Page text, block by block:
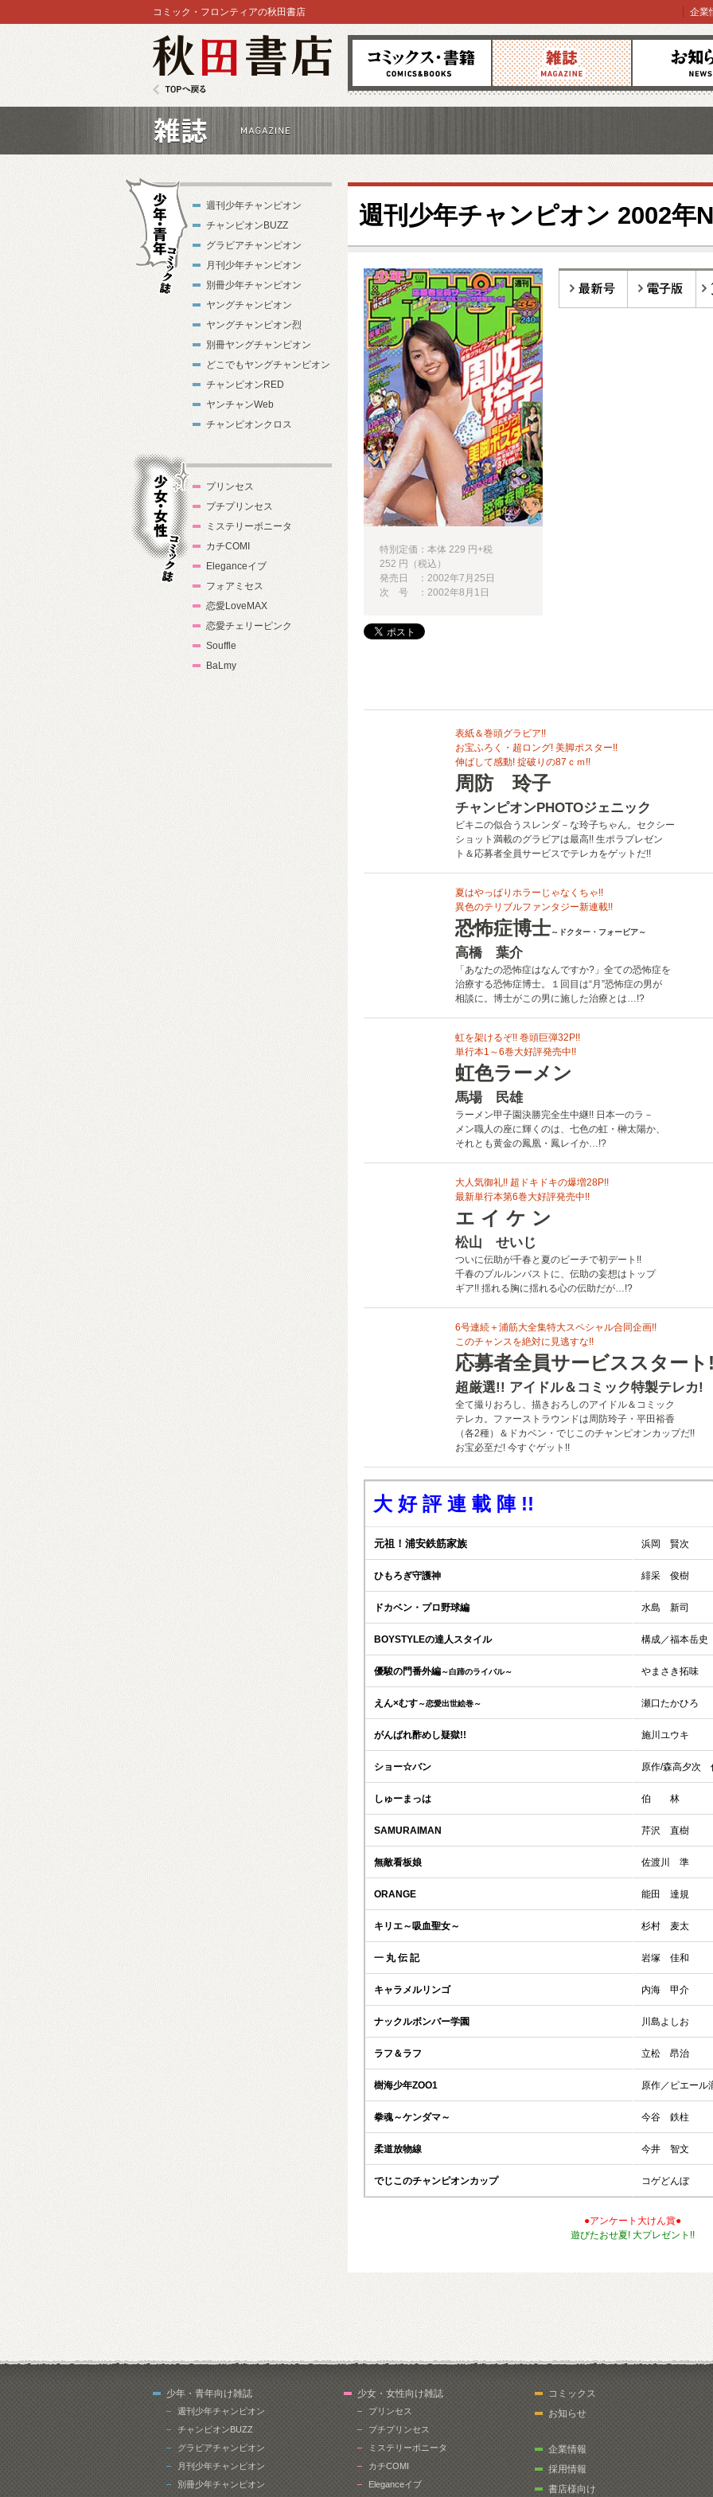
コミックス 雑誌 お知らせ
コミック・フロンティアの秋田書店 企業
週刊少年チャンピオン 2002年
特別定価：本体 229 円+税
252 円（税込）
発売日 ：2002年7月25日
次 号 ：2002年8月1日
表紙＆巻頭グラビア!!
お宝ふろく・超ロング! 美脚ポスター!!
伸ばして感動! 掟破りの87ｃｍ!!
周防 玲子
チャンピオンPHOTOジェニック
ビキニの似合うスレンダ－な玲子ちゃん。セクシー
ショット満載のグラビアは最高!! 生ポラプレゼン
ト＆応募者全員サービスでテレカをゲットだ!!
夏はやっぱりホラーじゃなくちゃ!!
異色のテリブルファンタジー新連載!!
恐怖症博士～ドクター・フォービア～
高橋 葉介
「あなたの恐怖症はなんですか?」全ての恐怖症を
治療する恐怖症博士。１回目は“月”恐怖症の男が
相談に。博士がこの男に施した治療とは…!?
虹を架けるぞ!! 巻頭巨弾32P!!
単行本1～6巻大好評発売中!!
虹色ラーメン
馬場 民雄
ラーメン甲子園決勝完全生中継!! 日本一のラ－
メン職人の座に輝くのは、七色の虹・榊太陽か、
それとも黄金の鳳凰・鳳レイか…!?
大人気御礼!! 超ドキドキの爆増28P!!
最新単行本第6巻大好評発売中!!
エ イ ケ ン
松山 せいじ
ついに伝助が千春と夏のビーチで初デート!!
千春のプルルンバストに、伝助の妄想はトップ
ギア!! 揺れる胸に揺れる心の伝助だが…!?
6号連続＋浦筋大全集特大スペシャル合同企画!!
このチャンスを絶対に見逃すな!!
応募者全員サービススター
超厳選!! アイドル＆コミック特製テレカ!
全て撮りおろし、描きおろしのアイドル＆コミック
テレカ。ファーストラウンドは周防玲子・平田裕香
（各2種）＆ドカベン・でじこのチャンピオンカップだ!!
お宝必至だ! 今すぐゲット!!
大 好 評 連 載 陣 !!
元祖！浦安鉄筋家族 浜岡 賢次
ひもろぎ守護神 緋采 俊樹
ドカベン・プロ野球編 水島 新司
BOYSTYLEの達人スタイル 構成／福本岳
優駿の門番外編～白蹄のライバル～ やまさき拓味
えん×むす～恋愛出世絵巻～ 瀬口たかひろ
がんばれ酢めし疑獄!! 施川ユウキ
ショー☆バン 原作/森高夕次
しゅーまっは 伯 林
SAMURAIMAN 芹沢 直樹
無敵看板娘 佐渡川 準
ORANGE 能田 達規
キリエ～吸血聖女～ 杉村 麦太
一 丸 伝 記 岩塚 佳和
キャラメルリンゴ 内海 甲介
ナックルボンバー学園 川島よしお
ラフ＆ラフ 立松 昂治
樹海少年ZOO1 原作／ピエー
拳魂～ケンダマ～ 今谷 鉄柱
柔道放物線 今井 智文
でじこのチャンピオンカップ コゲどんぼ
●アンケート大けん賞●
遊びたおせ夏! 大プレゼント!!
週刊少年チャンピオン
チャンピオンBUZZ
グラビアチャンピオン
月刊少年チャンピオン
別冊少年チャンピオン
ヤングチャンピオン
ヤングチャンピオン烈
別冊ヤングチャンピオン
どこでもヤングチャンピオン
チャンピオンRED
ヤンチャンWeb
チャンピオンクロス
プリンセス
プチプリンセス
ミステリーボニータ
カチCOMI
Eleganceイブ
フォアミセス
恋愛LoveMAX
恋愛チェリーピンク
Souffle
BaLmy
少年・青年向け雑誌
週刊少年チャンピオン
チャンピオンBUZZ
グラビアチャンピオン
月刊少年チャンピオン
別冊少年チャンピオン
少女・女性向け雑誌
プリンセス
プチプリンセス
ミステリーボニータ
カチCOMI
Eleganceイブ
コミックス
お知らせ
企業情報
採用情報
書店様向け